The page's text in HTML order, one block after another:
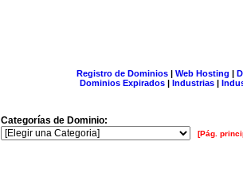
Registro de Dominios| Web Hosting |
Dominios Expirados | Industrias |
Categorías de Dominio:
[Pág.